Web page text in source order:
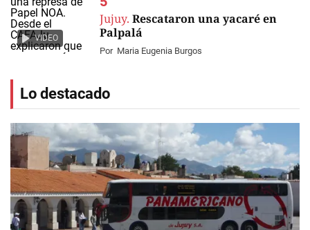
VIDEO
Jujuy. Rescataron una yacaré en
Palpalá
Por Maria Eugenia Burgos
Lo destacado